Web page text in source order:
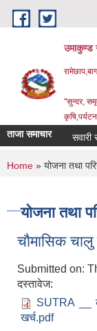
Skip to main content
उमाकुण्ड
"सुन्दर,
ताजा समाचारसवारी साधन
You are
Home » योजना तथा
योजना तथा
चाैमासिक
Submitted on:
दस्तावेज:
SUTRA __
खर्च.pdf